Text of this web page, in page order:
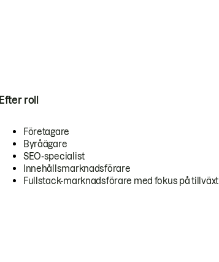
Efter roll
Företagare
Byråägare
SEO-specialist
Innehållsmarknadsförare
Fullstack-marknadsförare med fokus på tillväxt